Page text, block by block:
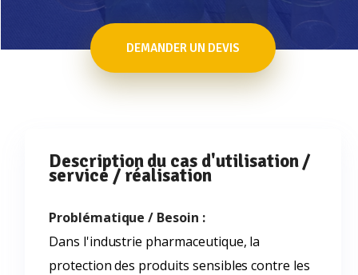
DEMANDER UN DEVIS
Description du cas d'utilisation /
service / réalisation
Problématique / Besoin :
Dans l'industrie pharmaceutique, la
protection des produits sensibles contre les